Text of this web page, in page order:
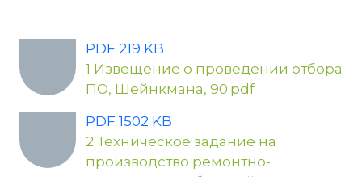
PDF 219 KB
1 Извещение о проведении отбора
ПО, Шейнкмана, 90.pdf
PDF 1502 KB
2 Техническое задание на
производство ремонтно-